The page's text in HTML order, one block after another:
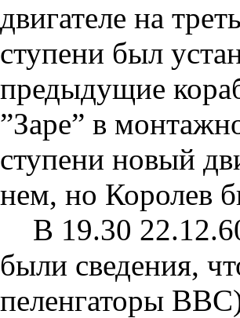
двигателе на
ступени был
предыдущие
”Заре” в
ступени новый
нем, но Королев
В 19.30
были сведения,
пеленгаторы